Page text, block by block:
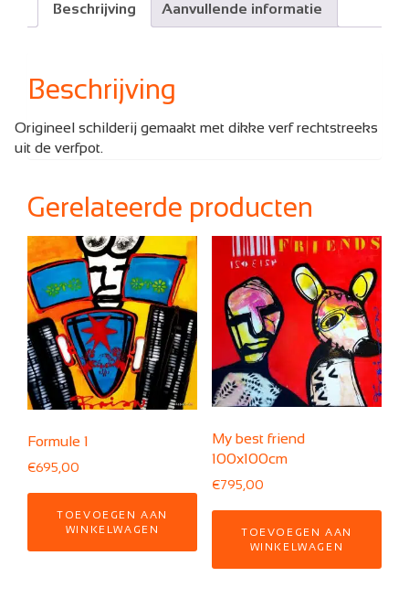
Beschrijving Aanvullende informatie
Beschrijving
Origineel schilderij gemaakt met dikke verf rechtstreeks
uit de verfpot.
Gerelateerde producten
Formule 1
€695,00
TOEVOEGEN AAN
WINKELWAGEN
My best friend
100x100cm
€795,00
TOEVOEGEN AAN
WINKELWAGEN